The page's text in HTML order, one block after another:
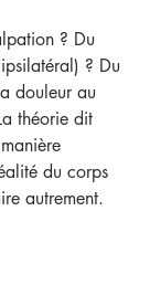
? Du
? Du
douleur au
théorie dit
du corps
autrement.